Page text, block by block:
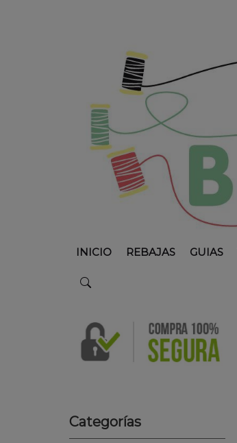
INICIO REBAJAS GUIAS
Categorías